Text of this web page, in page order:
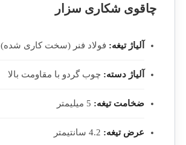
چاقوی شکاری سزار
آلیاژ تیغه: فولاد فنر (سخت کاری شده)
آلیاژ دسته: چوب گردو با مقاومت بالا
ضخامت تیغه: 5 میلیمتر
عرض تیغه: